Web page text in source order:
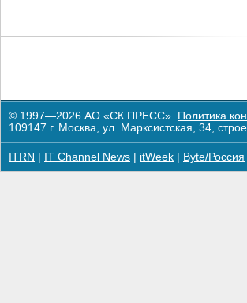
© 1997—2026 АО «СК ПРЕСС». Политика
109147 г. Москва, ул. Марксистская, 34,
ITRN IT Channel News itWeek Byte/Россия